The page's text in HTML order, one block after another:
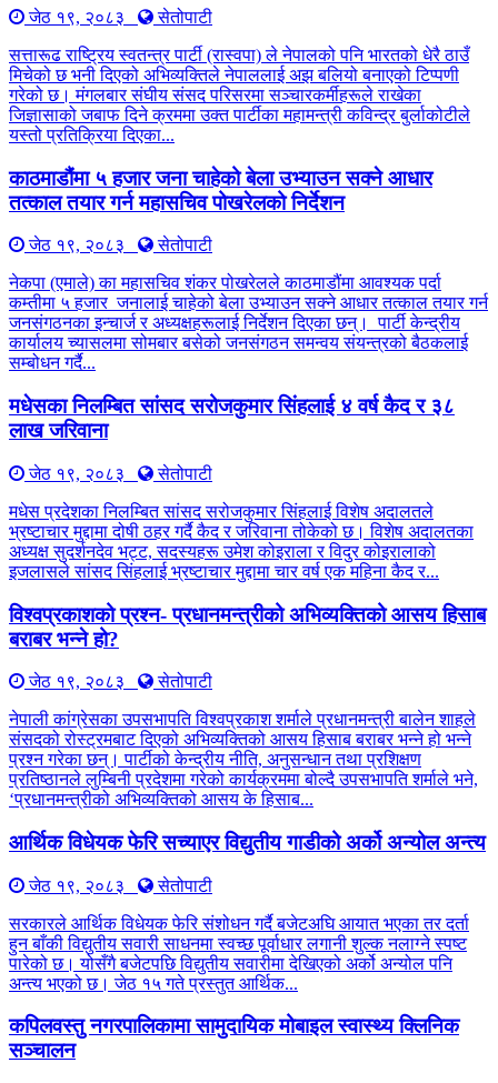
जेठ १९, २०८३
सेतोपाटी
सत्तारूढ राष्ट्रिय स्वतन्त्र पार्टी (रास्वपा) ले नेपालको पनि भारतको धेरै ठाउँ
मिचेको छ भनी दिएको अभिव्यक्तिले नेपाललाई अझ बलियो बनाएको टिप्पणी
गरेको छ। मंगलबार संघीय संसद परिसरमा सञ्चारकर्मीहरूले राखेका
जिज्ञासाको जबाफ दिने क्रममा उक्त पार्टीका महामन्त्री कविन्द्र बुर्लाकोटीले
यस्तो प्रतिक्रिया दिएका...
काठमाडौंमा ५ हजार जना चाहेको बेला उभ्याउन सक्ने आधार
तत्काल तयार गर्न महासचिव पोखरेलको निर्देशन
जेठ १९, २०८३
सेतोपाटी
नेकपा (एमाले) का महासचिव शंकर पोखरेलले काठमाडौंमा आवश्यक पर्दा
कम्तीमा ५ हजार जनालाई चाहेको बेला उभ्याउन सक्ने आधार तत्काल तयार गर्न
जनसंगठनका इन्चार्ज र अध्यक्षहरूलाई निर्देशन दिएका छन्। पार्टी केन्द्रीय
कार्यालय च्यासलमा सोमबार बसेको जनसंगठन समन्वय संयन्त्रको बैठकलाई
सम्बोधन गर्दै...
मधेसका निलम्बित सांसद सरोजकुमार सिंहलाई ४ वर्ष कैद र ३८
लाख जरिवाना
जेठ १९, २०८३
सेतोपाटी
मधेस प्रदेशका निलम्बित सांसद सरोजकुमार सिंहलाई विशेष अदालतले
भ्रष्टाचार मुद्दामा दोषी ठहर गर्दै कैद र जरिवाना तोकेको छ। विशेष अदालतका
अध्यक्ष सुदर्शनदेव भट्ट, सदस्यहरू उमेश कोइराला र विदुर कोइरालाको
इजलासले सांसद सिंहलाई भ्रष्टाचार मुद्दामा चार वर्ष एक महिना कैद र...
विश्वप्रकाशको प्रश्न- प्रधानमन्त्रीको अभिव्यक्तिको आसय हिसाब
बराबर भन्ने हो?
जेठ १९, २०८३
सेतोपाटी
नेपाली कांग्रेसका उपसभापति विश्वप्रकाश शर्माले प्रधानमन्त्री बालेन शाहले
संसदको रोस्ट्रमबाट दिएको अभिव्यक्तिको आसय हिसाब बराबर भन्ने हो भन्ने
प्रश्न गरेका छन्। पार्टीको केन्द्रीय नीति, अनुसन्धान तथा प्रशिक्षण
प्रतिष्ठानले लुम्बिनी प्रदेशमा गरेको कार्यक्रममा बोल्दै उपसभापति शर्माले भने,
‘प्रधानमन्त्रीको अभिव्यक्तिको आसय के हिसाब...
आर्थिक विधेयक फेरि सच्याएर विद्युतीय गाडीको अर्को अन्योल अन्त्य
जेठ १९, २०८३
सेतोपाटी
सरकारले आर्थिक विधेयक फेरि संशोधन गर्दै बजेटअघि आयात भएका तर दर्ता
हुन बाँकी विद्युतीय सवारी साधनमा स्वच्छ पूर्वाधार लगानी शुल्क नलाग्ने स्पष्ट
पारेको छ। योसँगै बजेटपछि विद्युतीय सवारीमा देखिएको अर्को अन्योल पनि
अन्त्य भएको छ। जेठ १५ गते प्रस्तुत आर्थिक...
कपिलवस्तु नगरपालिकामा सामुदायिक मोबाइल स्वास्थ्य क्लिनिक
सञ्चालन